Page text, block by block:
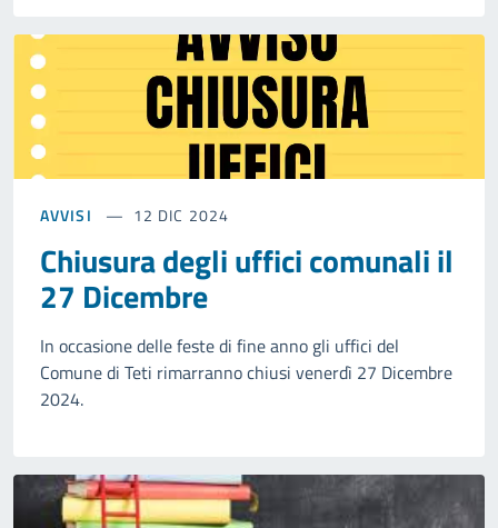
AVVISI 12 DIC 2024
Chiusura degli uffici comunali il
27 Dicembre
In occasione delle feste di fine anno gli uffici del
Comune di Teti rimarranno chiusi venerdì 27 Dicembre
2024.